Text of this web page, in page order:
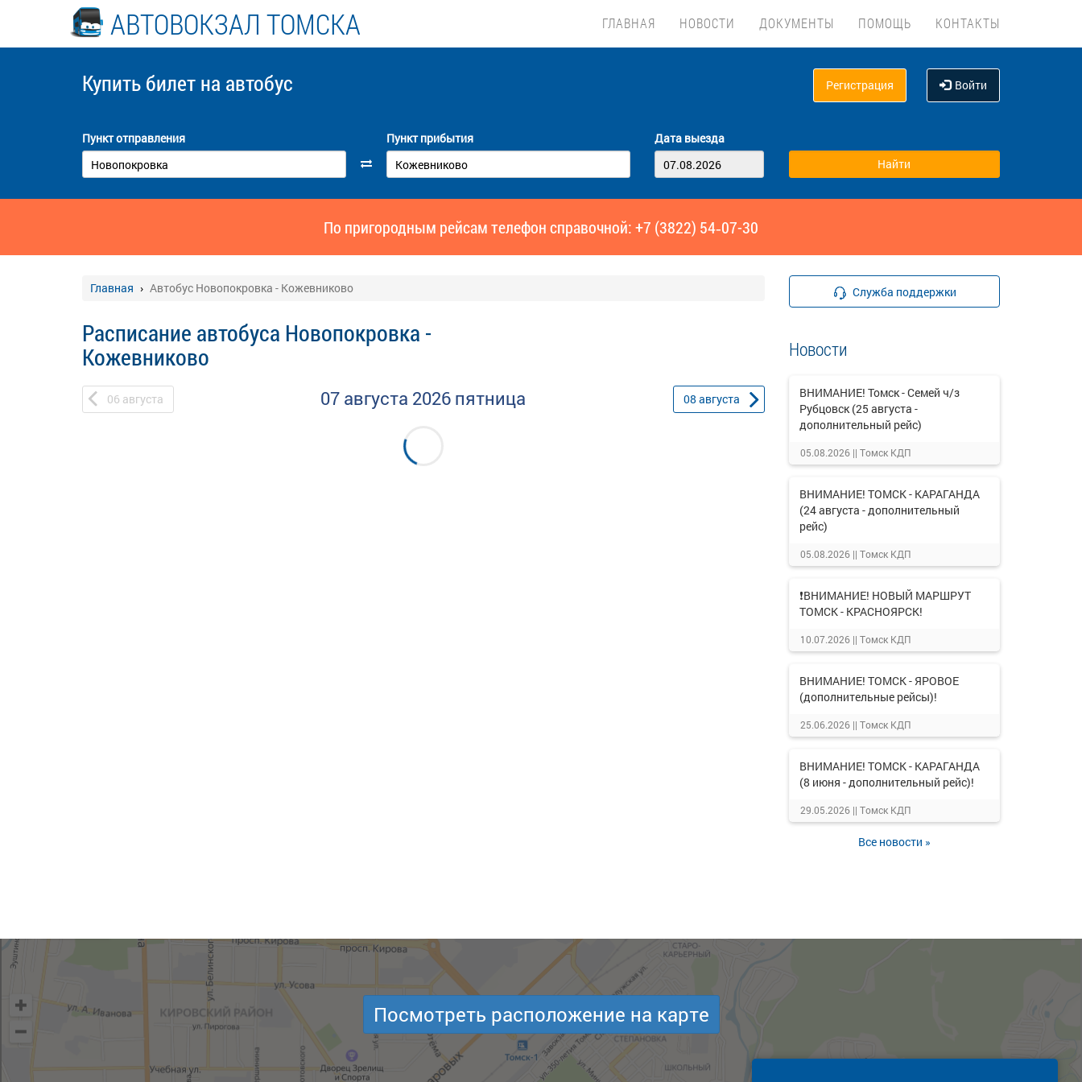
АВТОВОКЗАЛ ТОМСКА ГЛАВНАЯ НОВОСТИ ДОКУМЕНТЫ ПОМОЩЬ КОНТАКТЫ
Купить билет на автобус Регистрация Войти
Пункт отправления Пункт прибытия Дата выезда
По пригородным рейсам телефон справочной: +7 (3822) 54‑07-30
Главная Автобус Новопокровка - Кожевниково
Расписание автобуса Новопокровка -
Кожевниково
06 августа 07 августа 2026 пятница 08 августа
Служба поддержки
Новости
ВНИМАНИЕ! Томск - Семей ч/з
Рубцовск (25 августа -
дополнительный рейс)
05.08.2026 || Томск КДП
ВНИМАНИЕ! ТОМСК - КАРАГАНДА
(24 августа - дополнительный
рейс)
05.08.2026 || Томск КДП
❗ВНИМАНИЕ! НОВЫЙ МАРШРУТ
ТОМСК - КРАСНОЯРСК!
10.07.2026 || Томск КДП
ВНИМАНИЕ! ТОМСК - ЯРОВОЕ
(дополнительные рейсы)!
25.06.2026 || Томск КДП
ВНИМАНИЕ! ТОМСК - КАРАГАНДА
(8 июня - дополнительный рейс)!
29.05.2026 || Томск КДП
Все новости »
Посмотреть расположение на карте